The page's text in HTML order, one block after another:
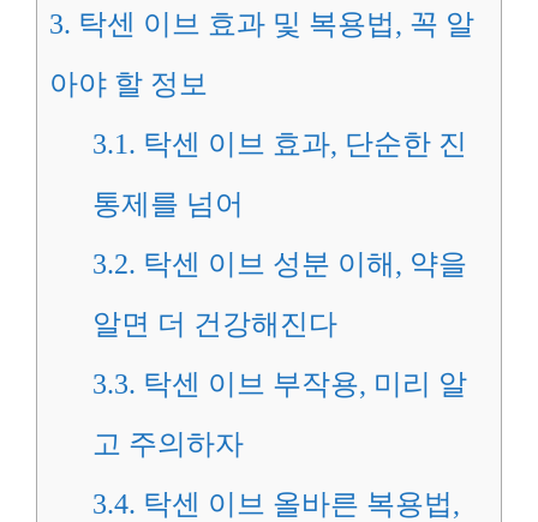
3. 탁센 이브 효과 및 복용법, 꼭 알
아야 할 정보
3.1. 탁센 이브 효과, 단순한 진
통제를 넘어
3.2. 탁센 이브 성분 이해, 약을
알면 더 건강해진다
3.3. 탁센 이브 부작용, 미리 알
고 주의하자
3.4. 탁센 이브 올바른 복용법,